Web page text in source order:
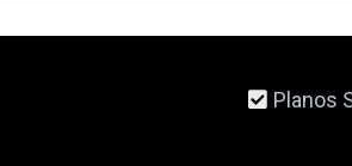
Planos